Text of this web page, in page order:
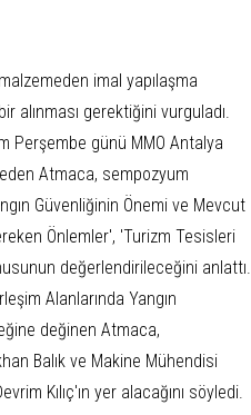
imal yapılaşma
alınması gerektiğini vurguladı.
Perşembe günü MMO Antalya
Atmaca, sempozyum
Güvenliğinin Önemi ve Mevcut
Önlemler', 'Turizm Tesisleri
değerlendirileceğini anlattı.
Alanlarında Yangın
değinen Atmaca,
Balık ve Makine Mühendisi
Kılıç'ın yer alacağını söyledi.